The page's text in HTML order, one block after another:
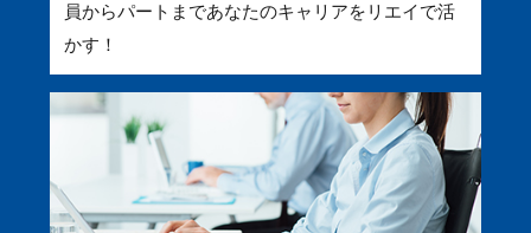
員からパートまであなたのキャリアをリエイで活
かす！